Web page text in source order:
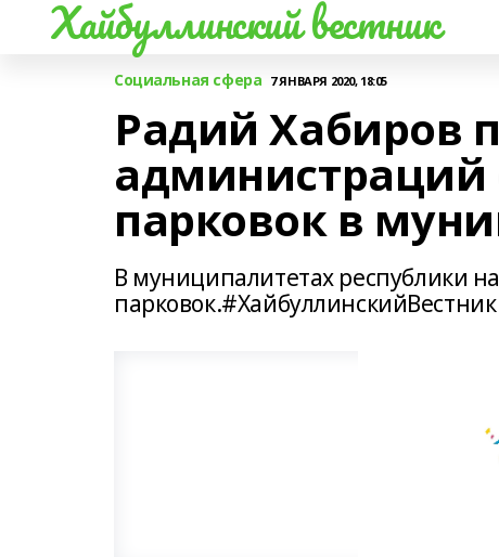
Хайбуллинский вестник
Социальная сфера 7 ЯНВАРЯ 2020, 18:05
Радий Хабиров
администраций
парковок в
В муниципалитетах республики
парковок.#ХайбуллинскийВестник